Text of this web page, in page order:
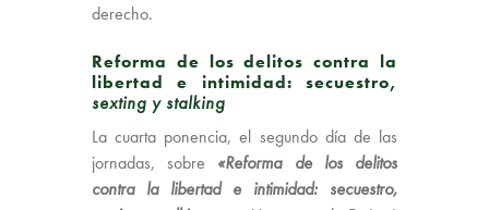
derecho.
Reforma de los delitos contra la
libertad e intimidad: secuestro,
sexting y stalking
La cuarta ponencia, el segundo día de las
jornadas, sobre «Reforma de los delitos
contra la libertad e intimidad: secuestro,